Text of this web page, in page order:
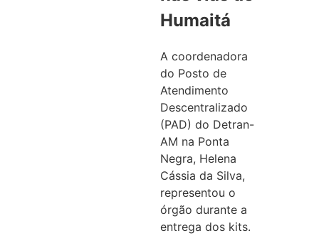
Humaitá
A coordenadora
do Posto de
Atendimento
Descentralizado
(PAD) do Detran-
AM na Ponta
Negra, Helena
Cássia da Silva,
representou o
órgão durante a
entrega dos kits.